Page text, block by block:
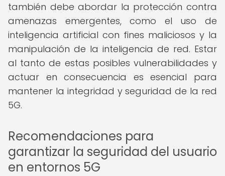
también debe abordar la protección contra
amenazas emergentes, como el uso de
inteligencia artificial con fines maliciosos y la
manipulación de la inteligencia de red. Estar
al tanto de estas posibles vulnerabilidades y
actuar en consecuencia es esencial para
mantener la integridad y seguridad de la red
5G.
Recomendaciones para
garantizar la seguridad del usuario
en entornos 5G